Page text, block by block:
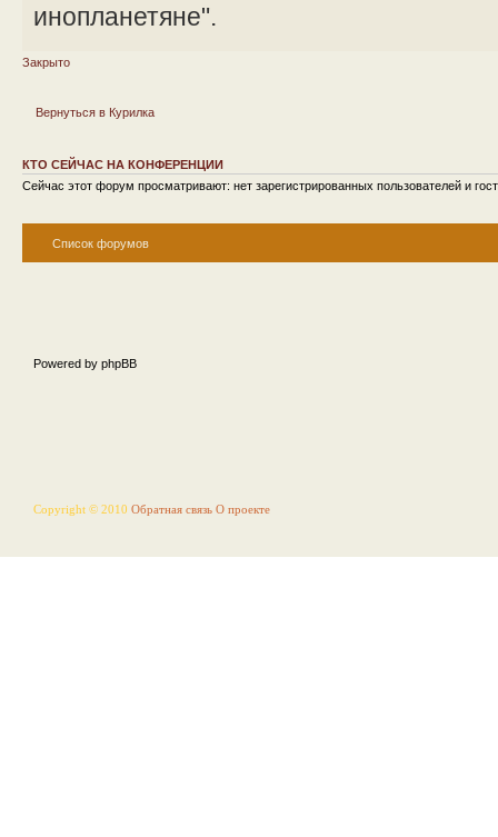
инопланетяне".
Закрыто
Вернуться в Курилка
КТО СЕЙЧАС НА КОНФЕРЕНЦИИ
Сейчас этот форум просматривают: нет зарегистрированных пользователей и
Список форумов
Powered by phpBB
Copyright © 2010 Обратная связь О проекте